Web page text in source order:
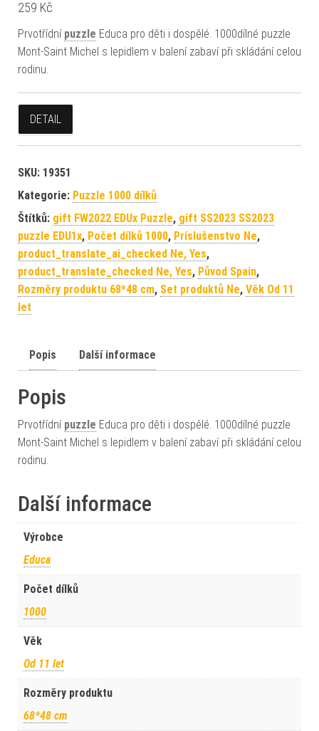
259 Kč
Prvotřídní puzzle Educa pro děti i dospělé. 1000dílné puzzle
Mont-Saint Michel s lepidlem v balení zabaví při skládání celou
rodinu.
DETAIL
SKU: 19351
Kategorie: Puzzle 1000 dílků
Štítků: gift FW2022 EDUx Puzzle, gift SS2023 SS2023
puzzle EDU1x, Počet dílků 1000, Príslušenstvo Ne,
product_translate_ai_checked Ne, Yes,
product_translate_checked Ne, Yes, Původ Spain,
Rozměry produktu 68*48 cm, Set produktů Ne, Věk Od 11
let
Popis Další informace
Popis
Prvotřídní puzzle Educa pro děti i dospělé. 1000dílné puzzle
Mont-Saint Michel s lepidlem v balení zabaví při skládání celou
rodinu.
Další informace
Výrobce
Educa
Počet dílků
1000
Věk
Od 11 let
Rozměry produktu
68*48 cm